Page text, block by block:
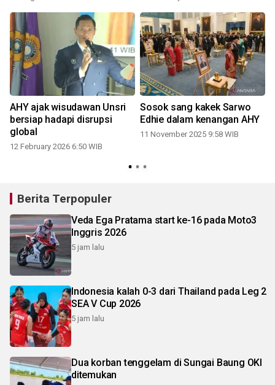
AHY ajak wisudawan Unsri
bersiap hadapi disrupsi
global
12 February 2026 6:50 WIB
Sosok sang kakek Sarwo
Edhie dalam kenangan AHY
11 November 2025 9:58 WIB
Berita Terpopuler
Veda Ega Pratama start ke-16 pada Moto3
Inggris 2026
5 jam lalu
Indonesia kalah 0-3 dari Thailand pada Leg 2
SEA V Cup 2026
5 jam lalu
Dua korban tenggelam di Sungai Baung OKI
ditemukan